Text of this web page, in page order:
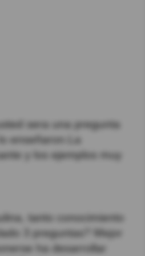
sera una pregunta
enseñaron.La
y los ejemplos muy
tanto conocimiento
3 preguntas? Mejor
ha desarrollar